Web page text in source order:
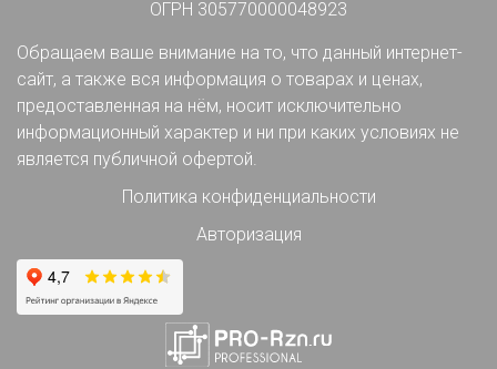
ОГРН 305770000048923
Обращаем ваше внимание на то, что данный интернет-
сайт, а также вся информация о товарах и ценах,
предоставленная на нём, носит исключительно
информационный характер и ни при каких условиях не
является публичной офертой.
Политика конфиденциальности
Авторизация